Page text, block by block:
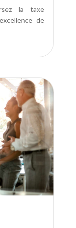
la taxe
de